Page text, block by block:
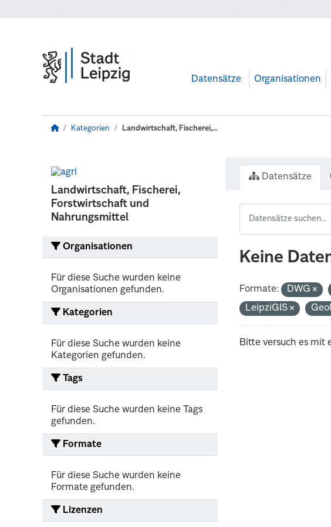
Datensätze Organisationen
Kategorien Landwirtschaft, Fischerei,...
Landwirtschaft, Fischerei,
Forstwirtschaft und
Nahrungsmittel
Organisationen
Für diese Suche wurden keine
Organisationen gefunden.
Kategorien
Für diese Suche wurden keine
Kategorien gefunden.
Tags
Für diese Suche wurden keine Tags
gefunden.
Formate
Für diese Suche wurden keine
Formate gefunden.
Lizenzen
Datensätze
Keine
Formate: DWG
LeipziGIS
Bitte versuch es mit